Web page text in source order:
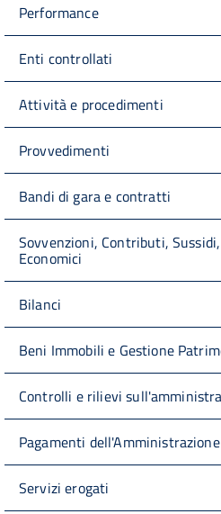
Performance
Enti controllati
Attività e procedimenti
Provvedimenti
Bandi di gara e contratti
Sovvenzioni, Contributi,
Economici
Bilanci
Beni Immobili e Gestione
Controlli e rilievi
Pagamenti dell'Amministrazione
Servizi erogati